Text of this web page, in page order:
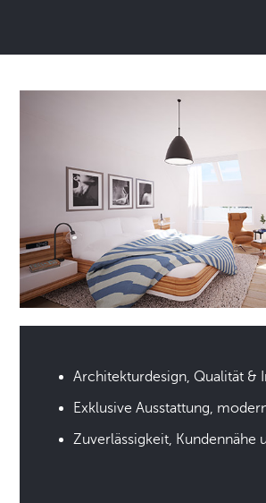
Architekturdesign, Qualität &
Exklusive Ausstattung,
Zuverlässigkeit, Kundennähe